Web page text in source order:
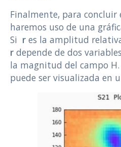
Finalmente, para concluir
haremos uso de una
Si r es la amplitud
r depende de dos
la magnitud del campo
puede ser visualizada en